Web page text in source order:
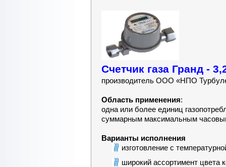
Счетчик газа Гранд -
производитель ООО «НПО
Область применения:
одна или более единиц
суммарным максимальным
Варианты исполнения
изготовление с
широкий ассортимент цвета